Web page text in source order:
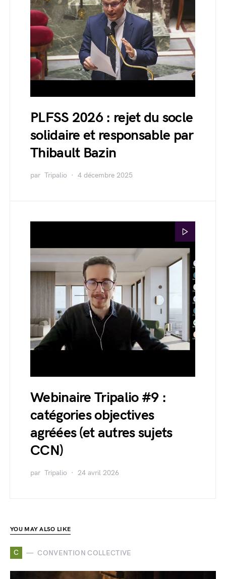
PLFSS 2026 : rejet du socle
solidaire et responsable par
Thibault Bazin
par Tripalio 4 décembre 2025
Webinaire Tripalio #9 :
catégories objectives
agréées (et autres sujets
CCN)
par Tripalio 24 avril 2026
YOU MAY ALSO LIKE
C CONVENTION COLLECTIVE